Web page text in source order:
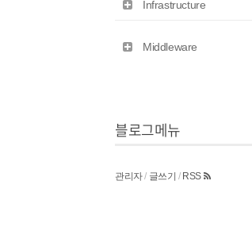
Infrastructure
Middleware
블로그메뉴
관리자/ 글쓰기 / RSS